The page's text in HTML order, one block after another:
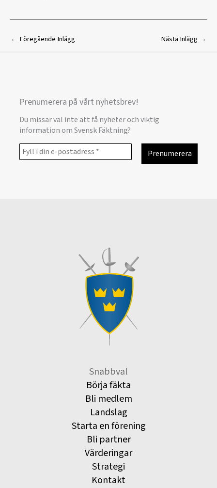
← Föregående Inlägg Nästa Inlägg →
Prenumerera på vårt nyhetsbrev!
Du missar väl inte att få nyheter och viktig
information om Svensk Fäktning?
Snabbval
Börja fäkta
Bli medlem
Landslag
Starta en förening
Bli partner
Värderingar
Strategi
Kontakt